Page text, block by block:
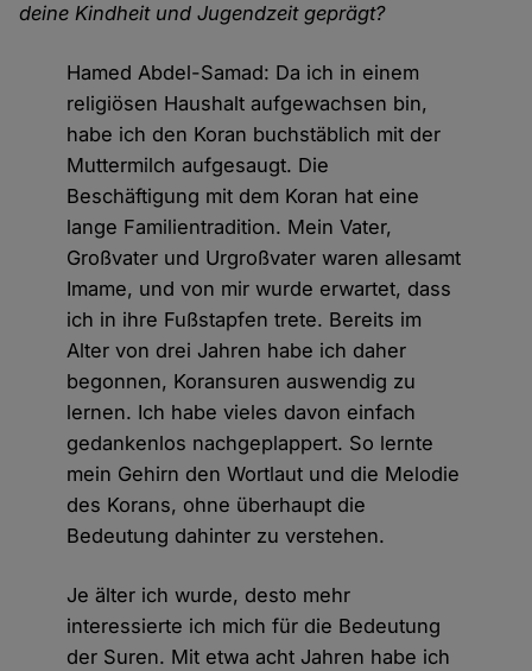
deine Kindheit und Jugendzeit geprägt?
Hamed Abdel-Samad: Da ich in einem
religiösen Haushalt aufgewachsen bin,
habe ich den Koran buchstäblich mit der
Muttermilch aufgesaugt. Die
Beschäftigung mit dem Koran hat eine
lange Familientradition. Mein Vater,
Großvater und Urgroßvater waren allesamt
Imame, und von mir wurde erwartet, dass
ich in ihre Fußstapfen trete. Bereits im
Alter von drei Jahren habe ich daher
begonnen, Koransuren auswendig zu
lernen. Ich habe vieles davon einfach
gedankenlos nachgeplappert. So lernte
mein Gehirn den Wortlaut und die Melodie
des Korans, ohne überhaupt die
Bedeutung dahinter zu verstehen.
Je älter ich wurde, desto mehr
interessierte ich mich für die Bedeutung
der Suren. Mit etwa acht Jahren habe ich